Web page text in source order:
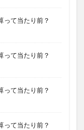
って当たり前？
って当たり前？
って当たり前？
って当たり前？